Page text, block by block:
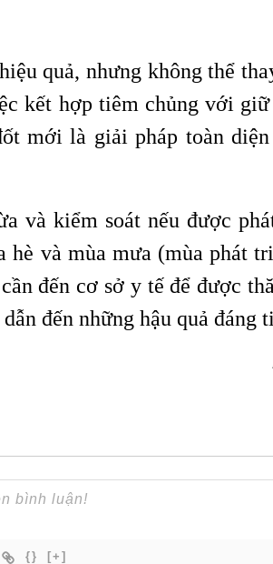
quả, nhưng không thể
kết hợp tiêm chủng với
mới là giải pháp toàn
và kiểm soát nếu được
và mùa mưa (mùa phát
đến cơ sở y tế để được
đến những hậu quả đáng
{} [+]